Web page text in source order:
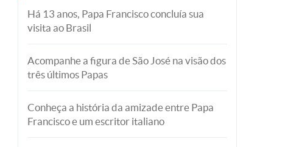
Há 13 anos, Papa Francisco concluía sua
visita ao Brasil
Acompanhe a figura de São José na visão dos
três últimos Papas
Conheça a história da amizade entre Papa
Francisco e um escritor italiano